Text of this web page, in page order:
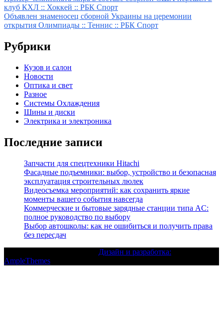
по
записям
клуб КХЛ :: Хоккей :: РБК Спорт
Объявлен знаменосец сборной Украины на церемонии
открытия Олимпиады :: Теннис :: РБК Спорт
Рубрики
Кузов и салон
Новости
Оптика и свет
Разное
Системы Охлаждения
Шины и диски
Электрика и электроника
Последние записи
Запчасти для спецтехники Hitachi
Фасадные подъемники: выбор, устройство и безопасная
эксплуатация строительных люлек
Видеосъемка мероприятий: как сохранить яркие
моменты вашего события навсегда
Коммерческие и бытовые зарядные станции типа AC:
полное руководство по выбору
Выбор автошколы: как не ошибиться и получить права
без пересдач
Дизайн и разработка:
AmpleThemes